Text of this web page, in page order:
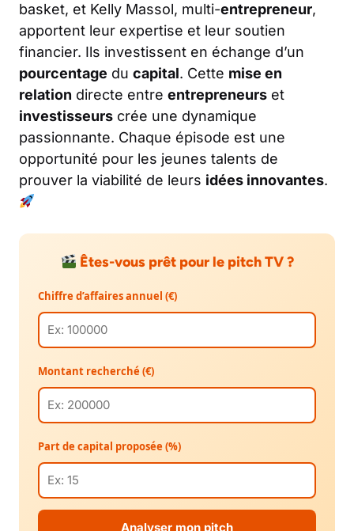
basket, et Kelly Massol, multi-entrepreneur,
apportent leur expertise et leur soutien
financier. Ils investissent en échange d’un
pourcentage du capital. Cette mise en
relation directe entre entrepreneurs et
investisseurs crée une dynamique
passionnante. Chaque épisode est une
opportunité pour les jeunes talents de
prouver la viabilité de leurs idées innovantes.
Êtes-vous prêt pour le pitch TV ?
Chiffre d’affaires annuel (€)
Montant recherché (€)
Part de capital proposée (%)
Analyser mon pitch